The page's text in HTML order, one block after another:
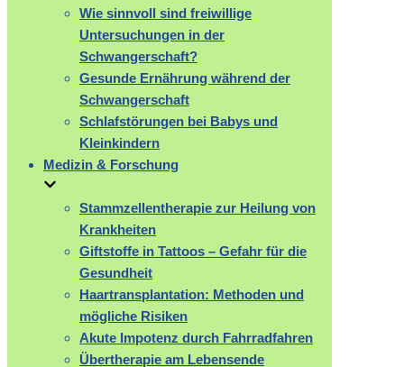
Wie sinnvoll sind freiwillige
Untersuchungen in der
Schwangerschaft?
Gesunde Ernährung während der
Schwangerschaft
Schlafstörungen bei Babys und
Kleinkindern
Medizin & Forschung
Stammzellentherapie zur Heilung von
Krankheiten
Giftstoffe in Tattoos – Gefahr für die
Gesundheit
Haartransplantation: Methoden und
mögliche Risiken
Akute Impotenz durch Fahrradfahren
Übertherapie am Lebensende